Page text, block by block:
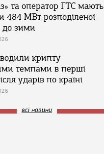
та оператор ГТС мають
484 МВт розподіленої
до зими
крипту
темпами в перші
ударів по країні
всі новини